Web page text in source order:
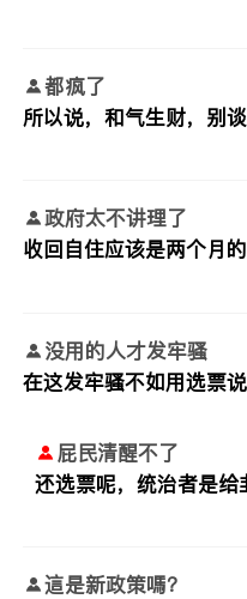
都疯了
所以说，和气生财，别
政府太不讲理了
收回自住应该是两个月
没用的人才发牢骚
在这发牢骚不如用选票
屁民清醒不了
还选票呢，统治者是给
這是新政策嗎？